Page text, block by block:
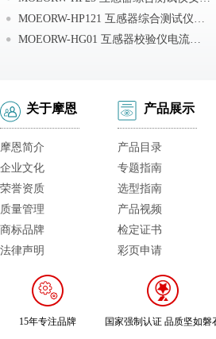
MOEORW-HP121 互感器综合测试仪注意事项
MOEORW-HG01 互感器校验仪电流电压互感器负荷箱使用
关于摩恩
摩恩简介
企业文化
荣誉资质
质量管理
商标品牌
法律声明
产品展示
产品目录
专题指南
选型指南
产品视频
检定证书
彩页申请
15年专注品牌 国家强制认证 品质坚如磐